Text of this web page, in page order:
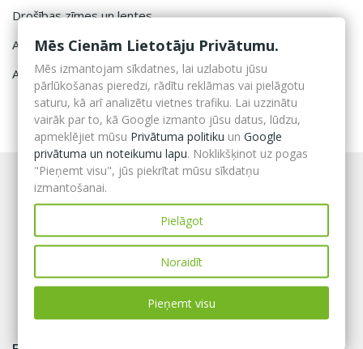
Drošības zīmes un lentes
Atslēgu kastītes
Aptieciņu un defibrilatoru kastes
Mēs Cienām Lietotāju Privātumu.
Mēs izmantojam sīkdatnes, lai uzlabotu jūsu
pārlūkošanas pieredzi, rādītu reklāmas vai pielāgotu
saturu, kā arī analizētu vietnes trafiku. Lai uzzinātu
vairāk par to, kā Google izmanto jūsu datus, lūdzu,
apmeklējiet mūsu Privātuma politiku unGoogle
privātuma un noteikumu lapu. Noklikšķinot uz pogas
"Pieņemt visu", jūs piekrītat mūsu sīkdatņu
izmantošanai.
Pielāgot
Noraidīt
Pieņemt visu